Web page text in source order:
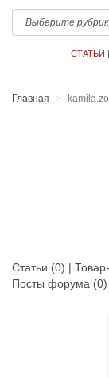
СТАТЬИ |
Главная
Статьи (0) |
Посты форума (0)